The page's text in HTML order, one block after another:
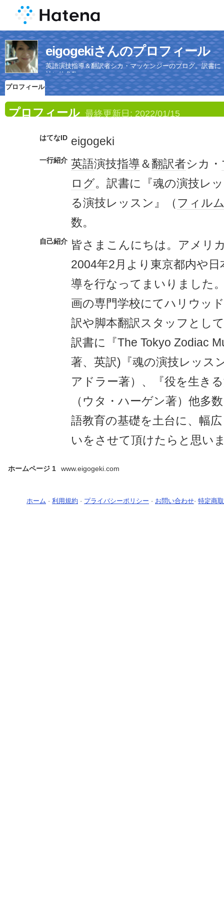
eigogekiさんのプロフィール
英語演技指導＆翻訳者シカ・マッケンジーのブログ。訳書
社）他多数。
プロフィール
プロフィール 最終更新日: 2022/01/15
はてなID eigogeki
一行紹介 英語演技指導＆翻訳者シカ・
ログ。訳書に『魂の演技レ
る演技レッスン』（フィル
数。
自己紹介 皆さまこんにちは。アメリ
2004年2月より東京都内や
導を行なってまいりました
画の専門学校にてハリウッ
訳や脚本翻訳スタッフとし
訳書に『The Tokyo Zodiac
著、英訳)『魂の演技レッス
アドラー著）、『役を生き
（ウタ・ハーゲン著）他多
語教育の基礎を土台に、幅
いをさせて頂けたらと思い
ホームページ 1 www.eigogeki.com
ホーム - 利用規約 - プライバシーポリシー - お問い合わせ- 特定商